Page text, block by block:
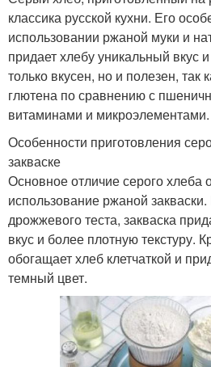
классика русской кухни. Его
использовании ржаной муки и
придает хлебу уникальный вкус
только вкусен, но и полезен,
глютена по сравнению с
витаминами и микроэлементами.
Особенности приготовления
закваске
Основное отличие серого хлеба
использование ржаной
дрожжевого теста, закваска
вкус и более плотную текстуру.
обогащает хлеб клетчаткой и
темный цвет.